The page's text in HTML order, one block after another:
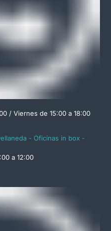
/ Viernes de 15:00 a 18:00
- Oficinas in box -
a 12:00